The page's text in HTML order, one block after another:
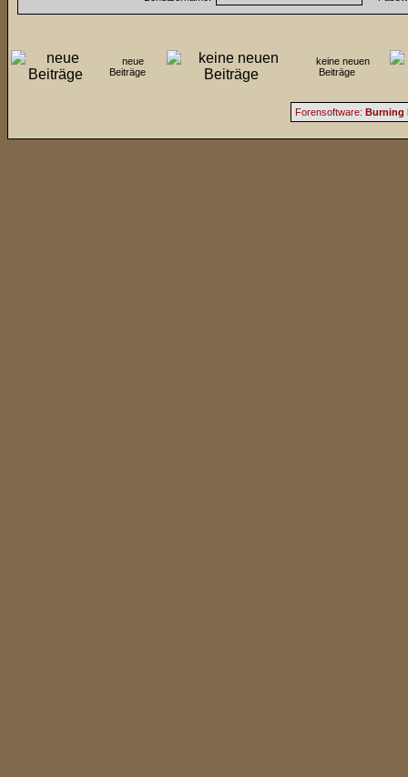
neue
Beiträge
keine neuen
Beiträge
Forensoftware: Burning